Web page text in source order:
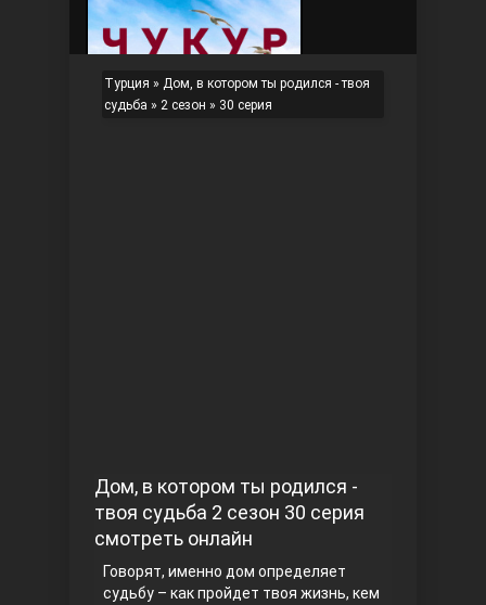
Турция » Дом, в котором ты родился - твоя
судьба » 2 сезон » 30 серия
Дом, в котором ты родился -
твоя судьба 2 сезон 30 серия
смотреть онлайн
Говорят, именно дом определяет
судьбу – как пройдет твоя жизнь, кем